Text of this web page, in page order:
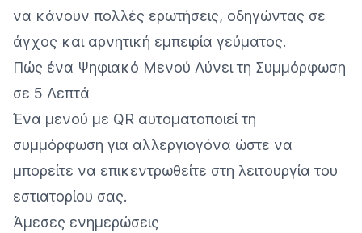
να κάνουν πολλές ερωτήσεις, οδηγώντας σε
άγχος και αρνητική εμπειρία γεύματος.
Πώς ένα Ψηφιακό Μενού Λύνει τη Συμμόρφωση
σε 5 Λεπτά
Ένα μενού με QR αυτοματοποιεί τη
συμμόρφωση για αλλεργιογόνα ώστε να
μπορείτε να επικεντρωθείτε στη λειτουργία του
εστιατορίου σας.
Άμεσες ενημερώσεις